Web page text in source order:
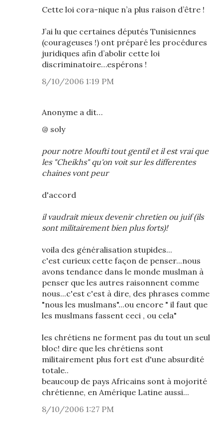
Cette loi cora-nique n’a plus raison d’être !
J’ai lu que certaines députés Tunisiennes
(courageuses !) ont préparé les procédures
juridiques afin d’abolir cette loi
discriminatoire…espérons !
8/10/2006 1:19 PM
Anonyme a dit…
@ soly
pour notre Moufti tout gentil et il est vrai que
les "Cheikhs" qu'on voit sur les differentes
chaines vont peur
d'accord
il vaudrait mieux devenir chretien ou juif (ils
sont militairement bien plus forts)!
voila des généralisation stupides...
c'est curieux cette façon de penser...nous
avons tendance dans le monde muslman à
penser que les autres raisonnent comme
nous...c'est c'est à dire, des phrases comme
"nous les muslmans"...ou encore " il faut que
les muslmans fassent ceci , ou cela"
les chrétiens ne forment pas du tout un seul
bloc! dire que les chrétiens sont
militairement plus fort est d'une absurdité
totale..
beaucoup de pays Africains sont à mojorité
chrétienne, en Amérique Latine aussi...
8/10/2006 1:27 PM